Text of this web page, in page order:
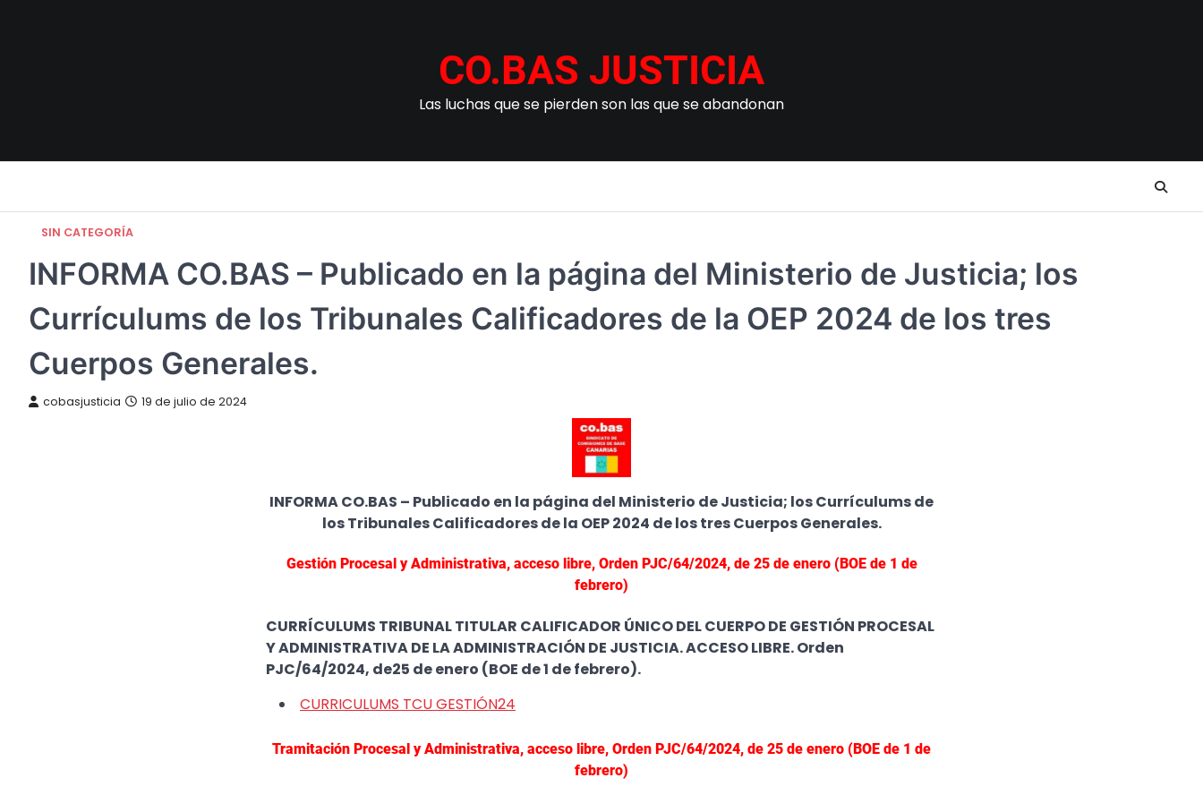
CO.BAS JUSTICIA
Las luchas que se pierden son las que se abandonan
SIN CATEGORÍA
INFORMA CO.BAS – Publicado en la página del Ministerio de Justicia; los
Currículums de los Tribunales Calificadores de la OEP 2024 de los tres
Cuerpos Generales.
cobasjusticia 19 de julio de 2024
INFORMA CO.BAS – Publicado en la página del Ministerio de Justicia; los Currículums de
los Tribunales Calificadores de la OEP 2024 de los tres Cuerpos Generales.
Gestión Procesal y Administrativa, acceso libre, Orden PJC/64/2024, de 25 de enero (BOE de 1 de
febrero)
CURRÍCULUMS TRIBUNAL TITULAR CALIFICADOR ÚNICO DEL CUERPO DE GESTIÓN PROCESAL
Y ADMINISTRATIVA DE LA ADMINISTRACIÓN DE JUSTICIA. ACCESO LIBRE. Orden
PJC/64/2024, de25 de enero (BOE de 1 de febrero).
CURRICULUMS TCU GESTIÓN24
Tramitación Procesal y Administrativa, acceso libre, Orden PJC/64/2024, de 25 de enero (BOE de 1 de
febrero)